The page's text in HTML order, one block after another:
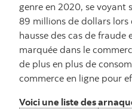
genre en 2020, se voyant
89 millions de dollars lors
hausse des cas de
marquée dans le
de plus en plus de
commerce en ligne pour
Voici une liste des